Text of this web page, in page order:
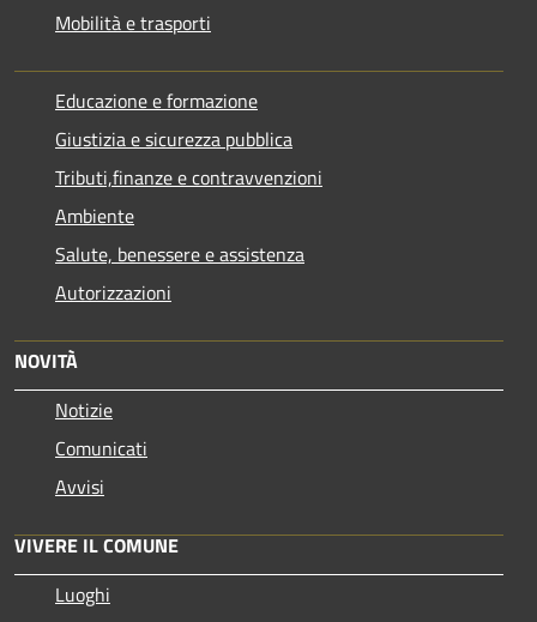
Mobilità e trasporti
Educazione e formazione
Giustizia e sicurezza pubblica
Tributi,finanze e contravvenzioni
Ambiente
Salute, benessere e assistenza
Autorizzazioni
NOVITÀ
Notizie
Comunicati
Avvisi
VIVERE IL COMUNE
Luoghi